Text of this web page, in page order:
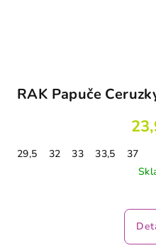
RAK Papuče
29,5 32 33 33,5
37